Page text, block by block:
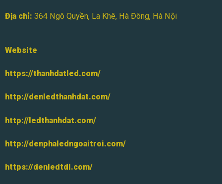
Địa chỉ: 364 Ngô Quyền, La Khê, Hà Đông, Hà Nội
Website
https://thanhdatled.com/
http://denledthanhdat.com/
http://ledthanhdat.com/
http://denphaledngoaitroi.com/
https://denledtdl.com/